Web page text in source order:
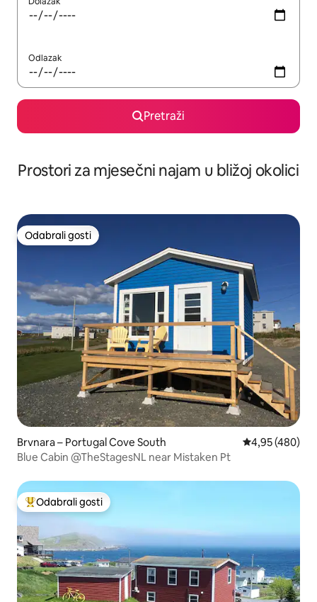
Odlazak
Pretraži
Prostori za mjesečni najam u bližoj okolici
Odabrali gosti
Odabrali gosti
Brvnara – Portugal Cove South Prosječna
4,95 (480)
Blue Cabin @TheStagesNL near Mistaken Pt
Među najviše rangiranima s oznakom „Odabrali gosti”
Odabrali gosti